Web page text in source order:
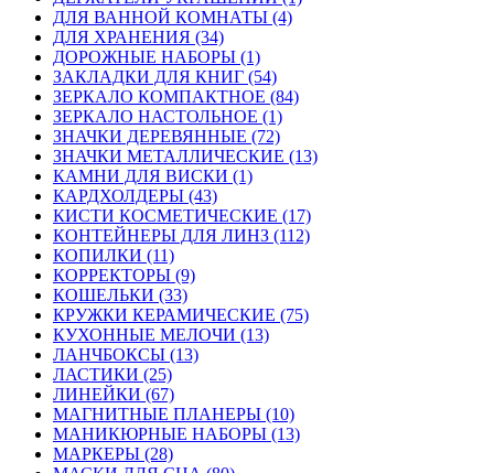
ДЛЯ ВАННОЙ КОМНАТЫ (4)
ДЛЯ ХРАНЕНИЯ (34)
ДОРОЖНЫЕ НАБОРЫ (1)
ЗАКЛАДКИ ДЛЯ КНИГ (54)
ЗЕРКАЛО КОМПАКТНОЕ (84)
ЗЕРКАЛО НАСТОЛЬНОЕ (1)
ЗНАЧКИ ДЕРЕВЯННЫЕ (72)
ЗНАЧКИ МЕТАЛЛИЧЕСКИЕ (13)
КАМНИ ДЛЯ ВИСКИ (1)
КАРДХОЛДЕРЫ (43)
КИСТИ КОСМЕТИЧЕСКИЕ (17)
КОНТЕЙНЕРЫ ДЛЯ ЛИНЗ (112)
КОПИЛКИ (11)
КОРРЕКТОРЫ (9)
КОШЕЛЬКИ (33)
КРУЖКИ КЕРАМИЧЕСКИЕ (75)
КУХОННЫЕ МЕЛОЧИ (13)
ЛАНЧБОКСЫ (13)
ЛАСТИКИ (25)
ЛИНЕЙКИ (67)
МАГНИТНЫЕ ПЛАНЕРЫ (10)
МАНИКЮРНЫЕ НАБОРЫ (13)
МАРКЕРЫ (28)